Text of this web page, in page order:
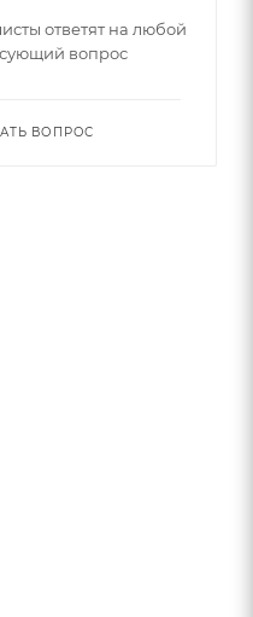
ответят на любой
вопрос
ВОПРОС